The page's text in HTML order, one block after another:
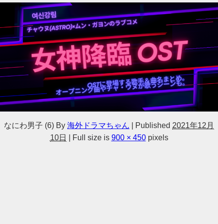
なにわ男子 (6) By 海外ドラマちゃん Published 2021年12月
10日
Full size is 900 × 450pixels